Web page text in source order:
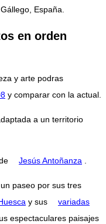
España.
en orden
y arte podras
y comparar con la actual.
a un territorio
Jesús Antoñanza .
paseo por sus tres
y sus
variadas
espectaculares paisajes